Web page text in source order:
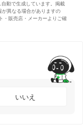
動で生成しています。掲載
異なる場合がありますの
・販売店・メーカーよりご確
いいえ